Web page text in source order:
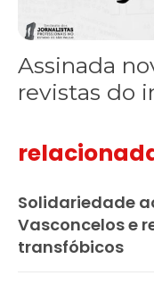
Assinada
revistas do
Solidariedade
Vasconcelos e
transfóbicos